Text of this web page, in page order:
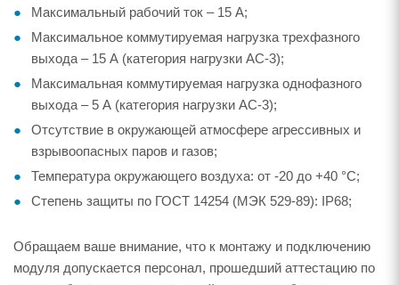
Максимальный рабочий ток – 15 А;
Максимальное коммутируемая нагрузка трехфазного
выхода – 15 А (категория нагрузки AC-3);
Максимальная коммутируемая нагрузка однофазного
выхода – 5 А (категория нагрузки AC-3);
Отсутствие в окружающей атмосфере агрессивных и
взрывоопасных паров и газов;
Температура окружающего воздуха: от -20 до +40 °С;
Степень защиты по ГОСТ 14254 (МЭК 529-89): IP68;
Обращаем ваше внимание, что к монтажу и подключению
модуля допускается персонал, прошедший аттестацию по